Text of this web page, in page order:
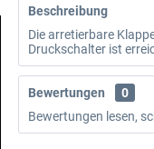
Beschreibung
Die arretierbare
Druckschalter ist
Bewertungen
0
Bewertungen lesen,